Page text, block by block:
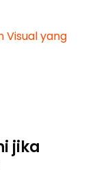
Visual yang
jika